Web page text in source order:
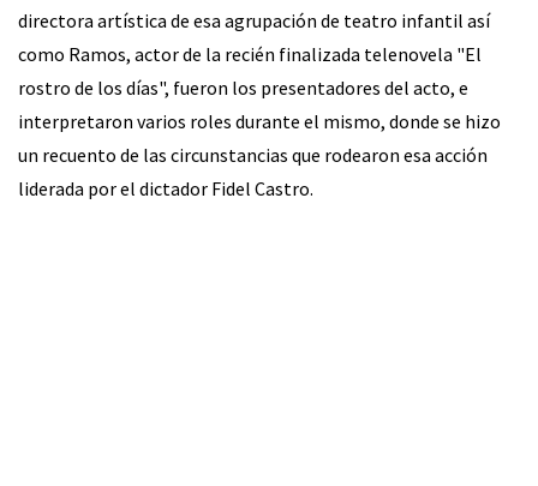
directora artística de esa agrupación de teatro infantil así
como Ramos, actor de la recién finalizada telenovela "El
rostro de los días", fueron los presentadores del acto, e
interpretaron varios roles durante el mismo, donde se hizo
un recuento de las circunstancias que rodearon esa acción
liderada por el dictador Fidel Castro.